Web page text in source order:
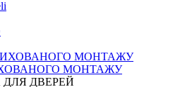
МОНТАЖУ
ДЛЯ ДВЕРЕЙ